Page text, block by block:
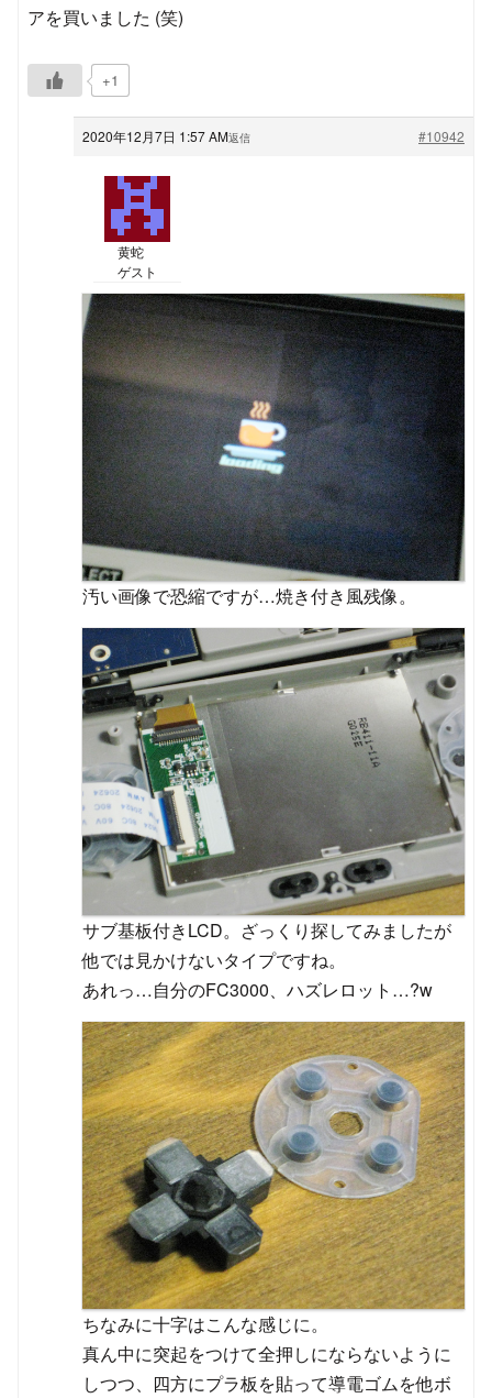
アを買いました (笑)
+1
2020年12月7日 1:57 AM #10942
返信
黄蛇
ゲスト
汚い画像で恐縮ですが…焼き付き風残像。
サブ基板付きLCD。ざっくり探してみましたが
他では見かけないタイプですね。
あれっ…自分のFC3000、ハズレロット…?w
ちなみに十字はこんな感じに。
真ん中に突起をつけて全押しにならないように
しつつ、四方にプラ板を貼って導電ゴムを他ボ